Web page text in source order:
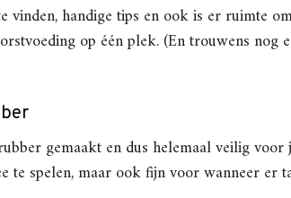
vinden, handige tips en ook is er ruimte
op één plek. (En trouwens nog
gemaakt en dus helemaal veilig
te spelen, maar ook fijn voor wanneer er